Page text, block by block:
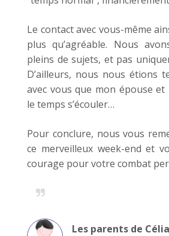
Le contact avec vous-même
plus qu’agréable. Nous
pleins de sujets, et pas
D’ailleurs, nous nous étions
avec vous que mon épouse et
le temps s’écouler…
Pour conclure, nous vous
ce merveilleux week-end et
courage pour votre combat
Les parents de Célia